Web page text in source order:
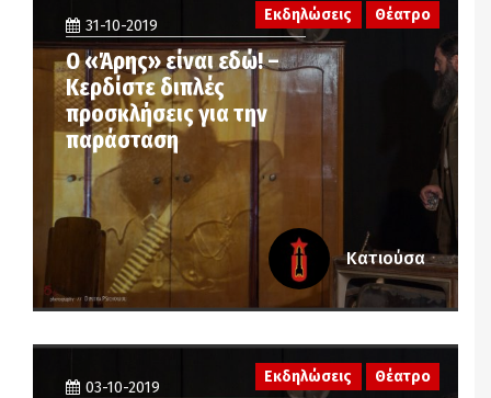
31-10-2019
Ο «Άρης» είναι εδώ! –
Κερδίστε διπλές
προσκλήσεις για την
παράσταση
Εκδηλώσεις Θέατρο
Κατιούσα
03-10-2019
Εκδηλώσεις Θέατρο